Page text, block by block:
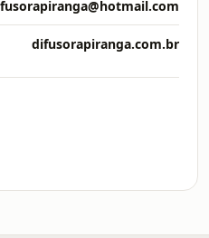
difusorapiranga.com.br